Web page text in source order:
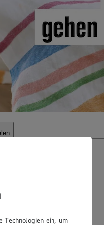
Technologien ein, um